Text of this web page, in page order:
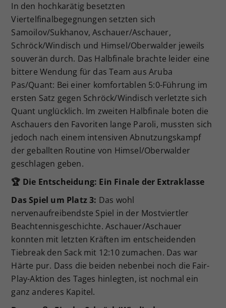
In den hochkarätig besetzten
Viertelfinalbegegnungen setzten sich
Samoilov/Sukhanov, Aschauer/Aschauer,
Schröck/Windisch und Himsel/Oberwalder jeweils
souverän durch. Das Halbfinale brachte leider eine
bittere Wendung für das Team aus Aruba
Pas/Quant: Bei einer komfortablen 5:0-Führung im
ersten Satz gegen Schröck/Windisch verletzte sich
Quant unglücklich. Im zweiten Halbfinale boten die
Aschauers den Favoriten lange Paroli, mussten sich
jedoch nach einem intensiven Abnutzungskampf
der geballten Routine von Himsel/Oberwalder
geschlagen geben.
🏆 Die Entscheidung: Ein Finale der Extraklasse
Das Spiel um Platz 3: Das wohl
nervenaufreibendste Spiel in der Mostviertler
Beachtennisgeschichte. Aschauer/Aschauer
konnten mit letzten Kräften im entscheidenden
Tiebreak den Sack mit 12:10 zumachen. Das war
Härte pur. Dass die beiden nebenbei noch die Fair-
Play-Aktion des Tages hinlegten, ist nochmal ein
ganz anderes Kapitel.